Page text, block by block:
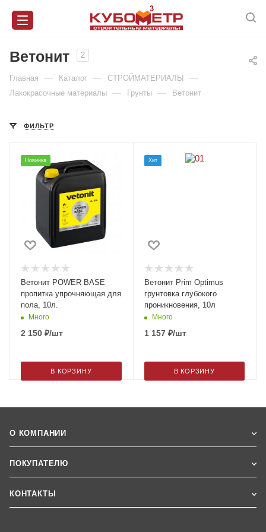
Ветонит 2
Главная — Каталог — СТРОЙМАТЕРИАЛЫ —
Лакокрасочные материалы — Грунты — Ветонит
ФИЛЬТР
Новинка
Ветонит POWER BASE
пропитка упрочняющая для
пола, 10л.
Много
2 150 ₽/шт
В КОРЗИНУ
Хит
Ветонит Prim Optimus
грунтовка глубокого
проникновения, 10л
Много
1 157₽/шт
В КОРЗИНУ
О КОМПАНИИ
ПОКУПАТЕЛЮ
КОНТАКТЫ